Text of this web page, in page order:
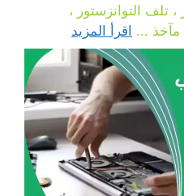
تلف التوانزستور ،
مآخذ ... اقرأ المزيد